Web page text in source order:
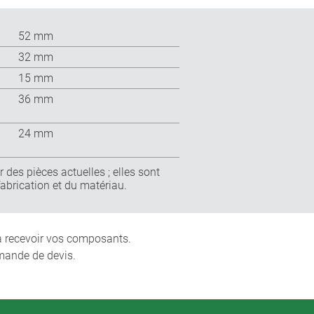
52 mm
32 mm
15 mm
36 mm
24 mm
des pièces actuelles ; elles sont
et du matériau.
recevoir vos composants.
de devis.